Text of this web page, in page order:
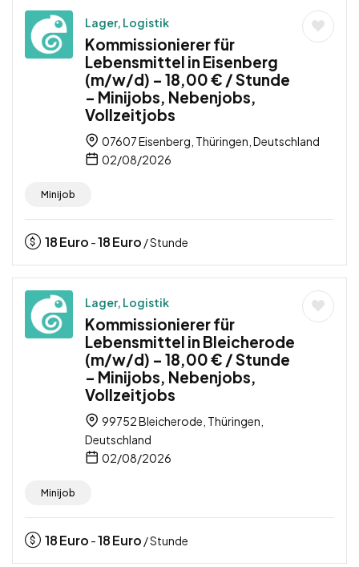
Lager, Logistik
Kommissionierer für
Lebensmittel in Eisenberg
(m/w/d) – 18,00 € / Stunde
– Minijobs, Nebenjobs,
Vollzeitjobs
07607 Eisenberg, Thüringen, Deutschland
02/08/2026
Minijob
18Euro -18Euro / Stunde
Lager, Logistik
Kommissionierer für
Lebensmittel in Bleicherode
(m/w/d) – 18,00 € / Stunde
– Minijobs, Nebenjobs,
Vollzeitjobs
99752 Bleicherode, Thüringen,
Deutschland
02/08/2026
Minijob
18Euro -18Euro / Stunde